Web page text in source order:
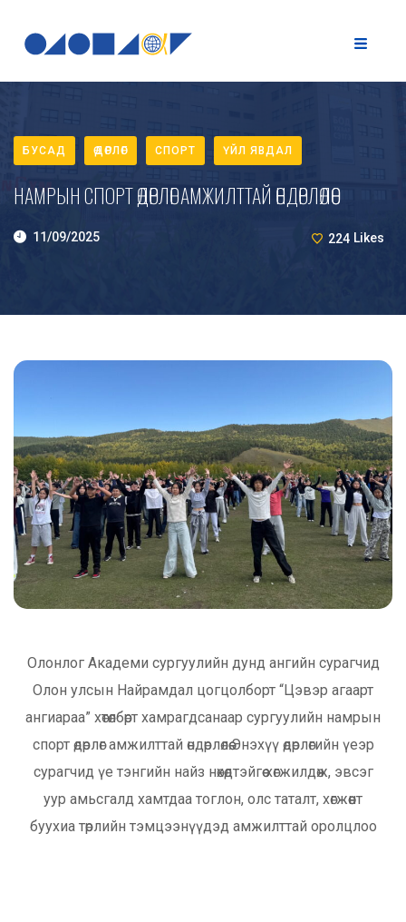
БУСАД ӨДӨРЛӨГ СПОРТ ҮЙЛ ЯВДАЛ
НАМРЫН СПОРТ ӨДӨРЛӨГ АМЖИЛТТАЙ ӨНДӨРЛӨЛӨӨ
11/09/2025 224 Likes
Олонлог Академи сургуулийн дунд ангийн сурагчид
Олон улсын Найрамдал цогцолборт “Цэвэр агаарт
ангиараа” хөтөлбөрт хамрагдсанаар сургуулийн намрын
спорт өдөрлөг амжилттай өндөрлөлөө.Энэхүү өдөрлөгийн үеэр
сурагчид үе тэнгийн найз нөхөдтэйгөө хөгжилдөж, эвсэг
уур амьсгалд хамтдаа тоглон, олс таталт, хөгжөөнт
буухиа төрлийн тэмцээнүүдэд амжилттай оролцлоо